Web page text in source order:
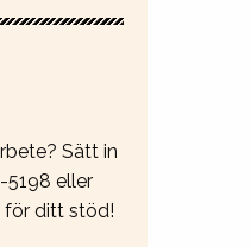
Sätt in
eller
för ditt stöd!